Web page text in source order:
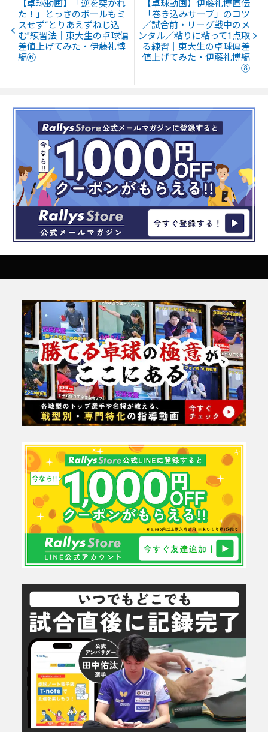
【卓球動画】「逆を突かれ
た！」とっさのボールもミ
スせず“とりあえずねじ込
む”練習法｜東大生の卓球偏
差値上げてみた・伊藤礼博
編⑥
【卓球動画】伊藤礼博直伝
「巻き込みサーブ」のコツ
／試合前・リーグ戦中のメ
ンタル／粘りに粘って1点取
る練習｜東大生の卓球偏差
値上げてみた・伊藤礼博編
⑧